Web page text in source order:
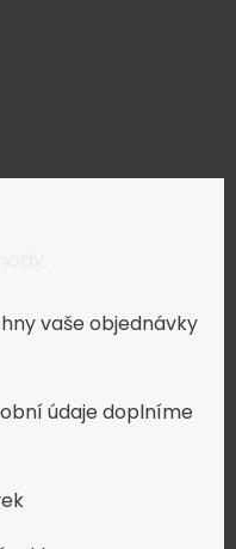
vaše objednávky
údaje doplníme